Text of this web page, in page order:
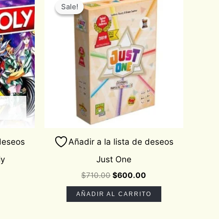
Sale!
Sale!
Añadir a la lista de deseos
Just One
$710.00
price
was:
$710.00.
$600.00
price
is:
$600.00.
AÑADIR AL CARRITO